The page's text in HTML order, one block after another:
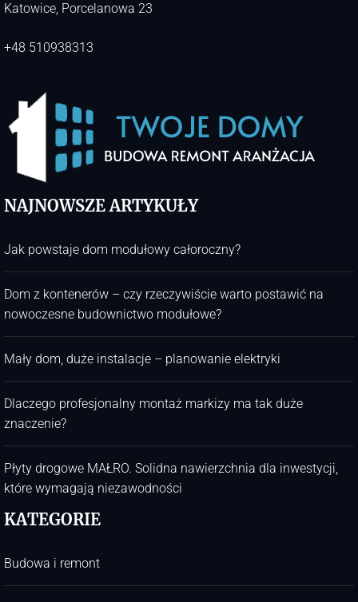
Katowice, Porcelanowa 23
+48 510938313
NAJNOWSZE ARTYKUŁY
Jak powstaje dom modułowy całoroczny?
Dom z kontenerów – czy rzeczywiście warto postawić na
nowoczesne budownictwo modułowe?
Mały dom, duże instalacje – planowanie elektryki
Dlaczego profesjonalny montaż markizy ma tak duże
znaczenie?
Płyty drogowe MAŁRO. Solidna nawierzchnia dla inwestycji,
które wymagają niezawodności
KATEGORIE
Budowa i remont